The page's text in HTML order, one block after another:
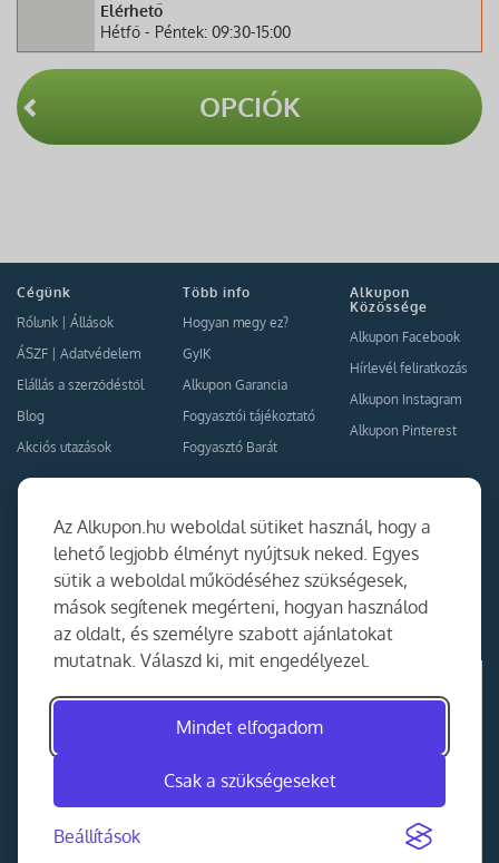
Az Alkupon.hu weboldal sütiket használ, hogy a
lehető legjobb élményt nyújtsuk neked. Egyes
sütik a weboldal működéséhez szükségesek,
mások segítenek megérteni, hogyan használod
az oldalt, és személyre szabott ajánlatokat
mutatnak. Válaszd ki, mit engedélyezel.
Mindet elfogadom
Csak a szükségeseket
Beállítások
Elérhető
Hétfő - Péntek: 09:30-15:00
OPCIÓK
Cégünk
Rólunk
Állások
ÁSZF
Adatvédelem
Elállás a szerződéstől
Blog
Akciós utazások
Több info
Hogyan megy ez?
GyIK
Alkupon Garancia
Fogyasztói tájékoztató
Fogyasztó Barát
Alkupon
Közössége
Alkupon Facebook
Hírlevél feliratkozás
Alkupon Instagram
Alkupon Pinterest
Együttműködés
Kapcsolat
Ajánlj nekünk!
Partner Belépés